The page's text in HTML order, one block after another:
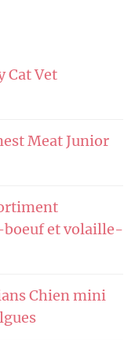
Cat Vet
Meat Junior
et volaille-
Chien mini